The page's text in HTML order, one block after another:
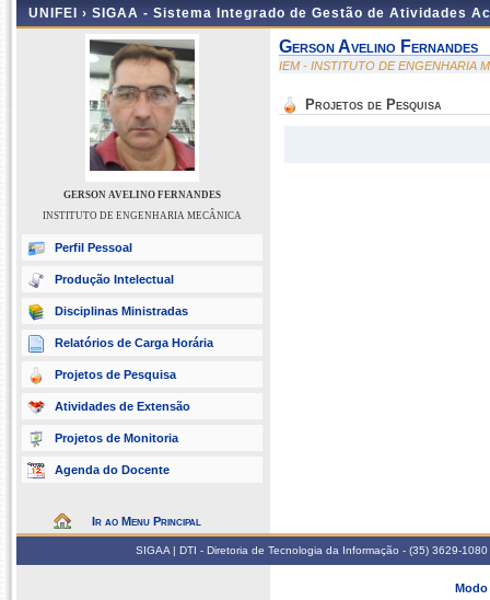
UNIFEI › SIGAA - Sistema Integrado de Gestão de Atividades
GERSON AVELINO FERNANDES
INSTITUTO DE ENGENHARIA MECÂNICA
Perfil Pessoal
Produção Intelectual
Disciplinas Ministradas
Relatórios de Carga Horária
Projetos de Pesquisa
Atividades de Extensão
Projetos de Monitoria
Agenda do Docente
Ir ao Menu Principal
Gerson Avelino Fernandes
IEM - INSTITUTO DE ENGENHARIA
Projetos de Pesquisa
SIGAA | DTI - Diretoria de Tecnologia da Informação - (35) 3629-
Modo